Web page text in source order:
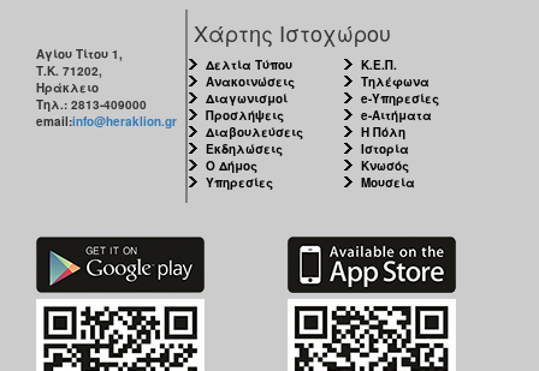
ΠΟΛΙΤΙΣΜΟΣ
ΑΝΘΕΚΤΙΚΗ
Αγίου Τίτου 1,
Τ.Κ. 71202,
Ηράκλειο
Τηλ.: 2813-409000
email:info@heraklion.gr
Χάρτης Ιστοχώρου
Δελτία Τύπου
Ανακοινώσεις
Διαγωνισμοί
Προσλήψεις
Διαβουλεύσεις
Εκδηλώσεις
Ο Δήμος
Υπηρεσίες
Κ.Ε.Π.
Τηλέφωνα
e-Υπηρεσίες
e-Αιτήματα
Η Πόλη
Ιστορία
Κνωσός
Μουσεία